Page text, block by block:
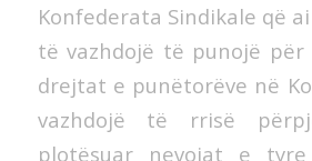
Konfederata Sindikale që
të vazhdojë të punojë
drejtat e punëtorëve në
vazhdojë të rrisë
plotësuar nevojat e